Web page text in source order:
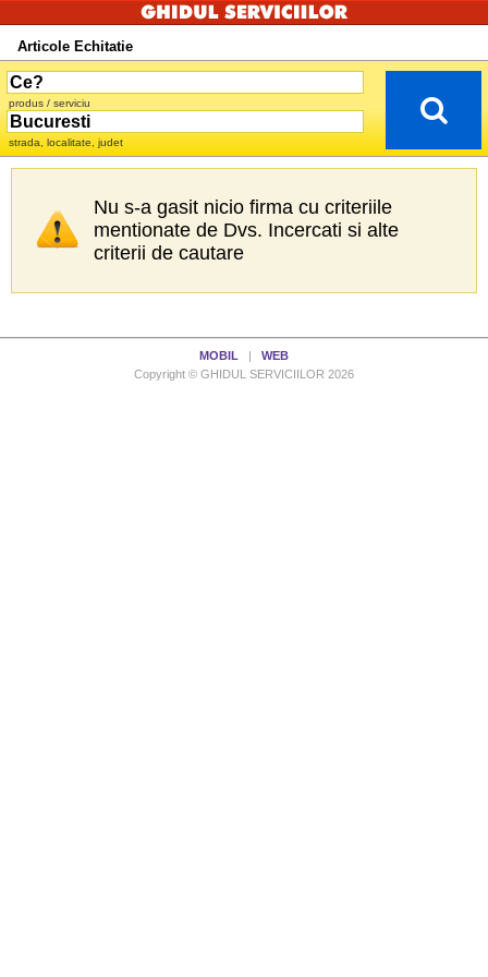
Articole Echitatie
produs / serviciu
strada, localitate, judet
Nu s-a gasit nicio firma cu criteriile
mentionate de Dvs. Incercati si alte
criterii de cautare
MOBIL
WEB
Copyright © GHIDUL SERVICIILOR 2026